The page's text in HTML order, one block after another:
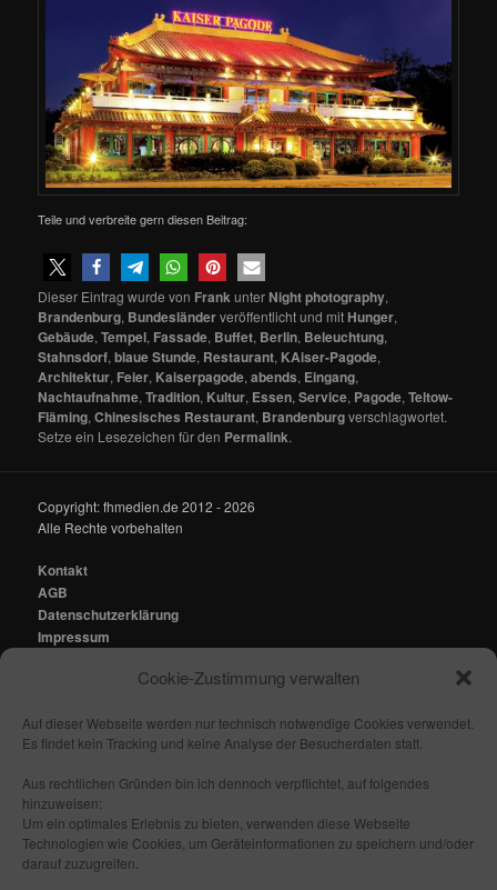
Cookie-Zustimmung verwalten
Auf dieser Webseite werden nur technisch notwendige Cookies verwendet.
Es findet kein Tracking und keine Analyse der Besucherdaten statt.
Aus rechtlichen Gründen bin ich dennoch verpflichtet, auf folgendes
hinzuweisen:
Um ein optimales Erlebnis zu bieten, verwenden diese Webseite
Technologien wie Cookies, um Geräteinformationen zu speichern und/oder
darauf zuzugreifen.
Teile und verbreite gern diesen Beitrag:
Dieser Eintrag wurde von Frankunter Night photography,
Brandenburg, Bundesländerveröffentlicht und mit Hunger,
Gebäude,Tempel, Fassade, Buffet, Berlin, Beleuchtung,
Stahnsdorf,blaue Stunde, Restaurant, KAiser-Pagode,
Architektur, Feier, Kaiserpagode,abends, Eingang,
Nachtaufnahme,Tradition, Kultur, Essen,Service, Pagode,Teltow-
Fläming,Chinesisches Restaurant, Brandenburgverschlagwortet.
Setze ein Lesezeichen für den Permalink.
Copyright: fhmedien.de 2012 - 2026
Alle Rechte vorbehalten
Kontakt
AGB
Datenschutzerklärung
Impressum
mail@fhmedien.de
Nach oben/ Seitenanfang
Folge mir: